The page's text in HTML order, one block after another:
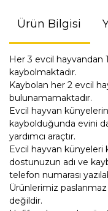
Ürün Bilgisi
Her 3 evcil hayvandan
kaybolmaktadır.
Kaybolan her 2 evcil
bulunamamaktadır.
Evcil hayvan
kaybolduğunda evini
yardımcı araçtır.
Evcil hayvan
dostunuzun adı ve
telefon numarası
Ürünlerimiz
değildir.